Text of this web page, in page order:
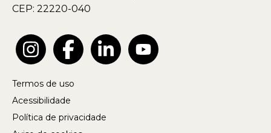
CEP: 22220-040
Termos de uso
Acessibilidade
Política de privacidade